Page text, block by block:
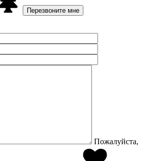
Пожалуйста,